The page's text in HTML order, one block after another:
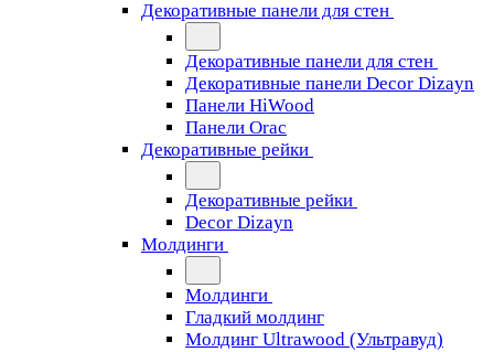
Декоративные панели для стен
Декоративные панели для стен
Декоративные панели Decor Dizayn
Панели HiWood
Панели Orac
Декоративные рейки
Декоративные рейки
Decor Dizayn
Молдинги
Молдинги
Гладкий молдинг
Молдинг Ultrawood (Ультравуд)